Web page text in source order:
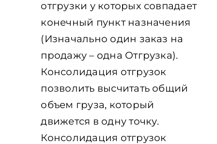
отгрузки у которых совпадает
конечный пункт назначения
(Изначально один заказ на
продажу – одна Отгрузка).
Консолидация отгрузок
позволить высчитать общий
объем груза, который
движется в одну точку.
Консолидация отгрузок